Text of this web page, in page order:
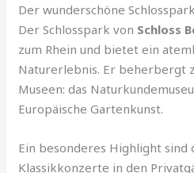
Der wunderschöne Schlosspark
Der Schlosspark von Schloss
zum Rhein und bietet ein
Naturerlebnis. Er beherbergt
Museen: das
Europäische Gartenkunst.
Ein besonderes Highlight sind
Klassikkonzerte in den